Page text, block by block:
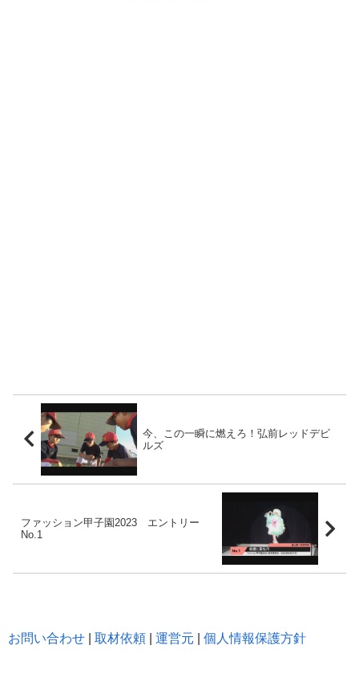
今、この一瞬に燃えろ！弘前レッドデビ
ルズ
ファッション甲子園2023 エントリー
No.1
お問い合わせ 取材依頼 運営元 個人情報保護方針